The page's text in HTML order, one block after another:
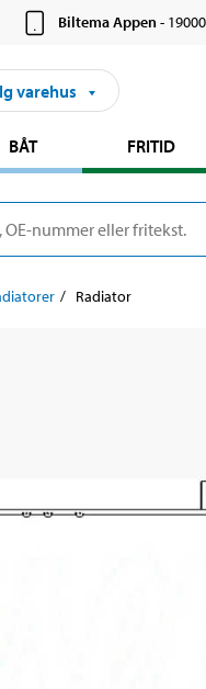
Biltema Appen-
varehus
BÅT FRITID
Radiator